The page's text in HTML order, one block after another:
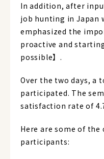
In addition, after
job hunting in Japan
emphasized the
proactive and
possible】.
Over the two days, a
participated. The
satisfaction rate of
Here are some of
participants: